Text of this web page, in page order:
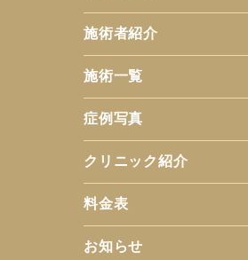
施術者紹介
施術一覧
症例写真
クリニック紹介
料金表
お知らせ